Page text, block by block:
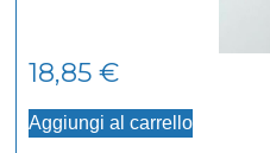
18,85 €
Aggiungi al carrello